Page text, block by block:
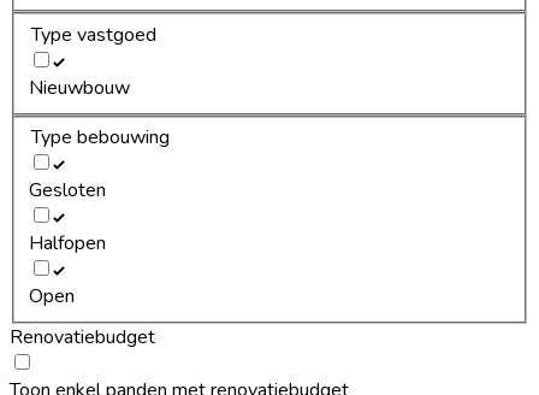
Type vastgoed
Nieuwbouw
Type bebouwing
Gesloten
Halfopen
Open
Renovatiebudget